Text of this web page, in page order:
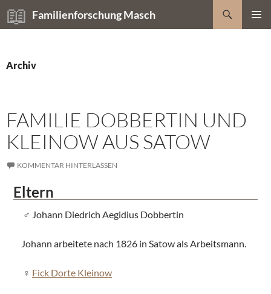
Zum
Inhalt
Familienforschung Masch
Suchen
Archiv
FAMILIE DOBBERTIN UND
KLEINOW AUS SATOW
KOMMENTAR HINTERLASSEN
Eltern
Johann Diedrich Aegidius Dobbertin
Johann arbeitete nach 1826 in Satow als Arbeitsmann.
Fick Dorte Kleinow